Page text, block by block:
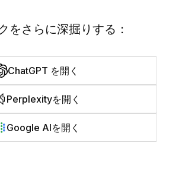
をさらに深掘りする：
ChatGPT を開く
Perplexityを開く
Google AIを開く